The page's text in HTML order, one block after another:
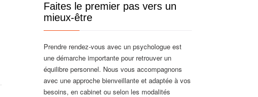
Faites le premier pas vers un
mieux-être
Prendre rendez-vous avec un psychologue est
une démarche importante pour retrouver un
équilibre personnel. Nous vous accompagnons
avec une approche bienveillante et adaptée à vos
besoins, en cabinet ou selon les modalités